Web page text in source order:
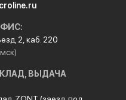
2, каб. 220
ВЫДАЧА